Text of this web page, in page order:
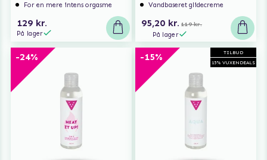
For en mere intens orgasme
129 kr.
På lager
Vandbaseret glidecreme
95,20 kr. 119 kr.
På lager
-24%
TILBUD
15% VUXENDEALS
-15%